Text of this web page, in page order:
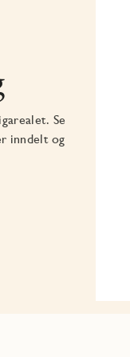
Se
inndelt og